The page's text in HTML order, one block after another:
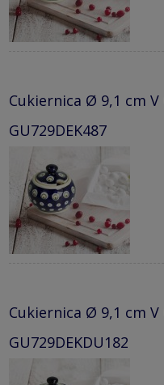
Cukiernica Ø 9,1 cm V
GU729DEK487
Cukiernica Ø 9,1 cm V
GU729DEKDU182